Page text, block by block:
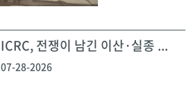
ICRC, 전쟁이 남긴 이산·실종 ...
07-28-2026